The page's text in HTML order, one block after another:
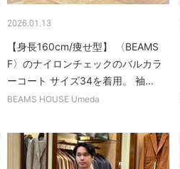
2026.01.13
【身長160cm/痩せ型】 〈BEAMS
F〉のナイロンチェックのバルカラ
ーコート サイズ34を着用。 袖...
BEAMS HOUSE Umeda